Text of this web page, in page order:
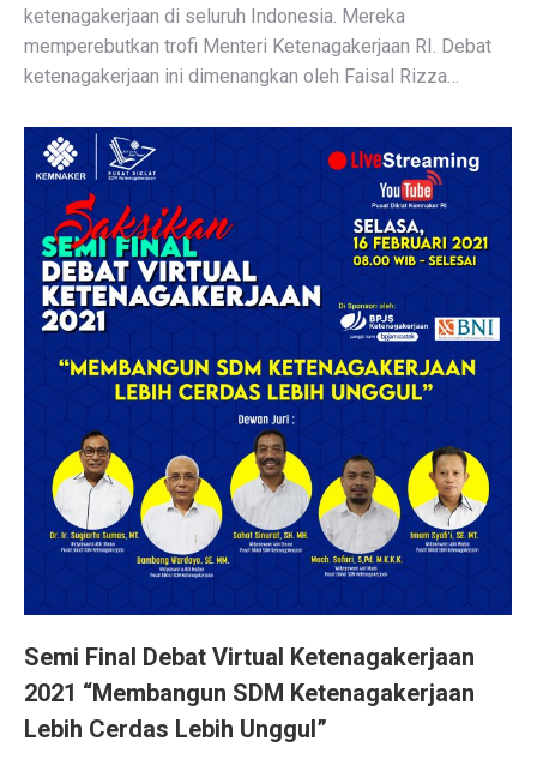
ketenagakerjaan di seluruh Indonesia. Mereka
memperebutkan trofi Menteri Ketenagakerjaan RI. Debat
ketenagakerjaan ini dimenangkan oleh Faisal Rizza…
Semi Final Debat Virtual Ketenagakerjaan
2021 “Membangun SDM Ketenagakerjaan
Lebih Cerdas Lebih Unggul”